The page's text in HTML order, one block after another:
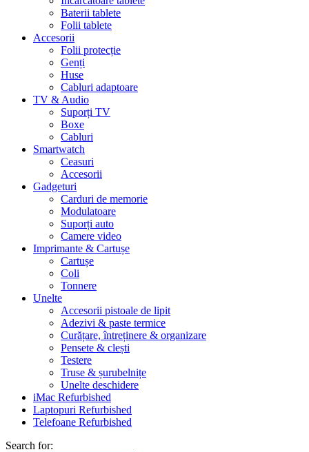
Baterii tablete
Folii tablete
Accesorii
Folii protecție
Genți
Huse
Cabluri adaptoare
TV & Audio
Suporți TV
Boxe
Cabluri
Smartwatch
Ceasuri
Accesorii
Gadgeturi
Carduri de memorie
Modulatoare
Suporți auto
Camere video
Imprimante & Cartușe
Cartușe
Coli
Tonnere
Unelte
Accesorii pistoale de lipit
Adezivi & paste termice
Curățare, întreținere & organizare
Pensete & clești
Testere
Truse & șurubelnițe
Unelte deschidere
iMac Refurbished
Laptopuri Refurbished
Telefoane Refurbished
Search for: